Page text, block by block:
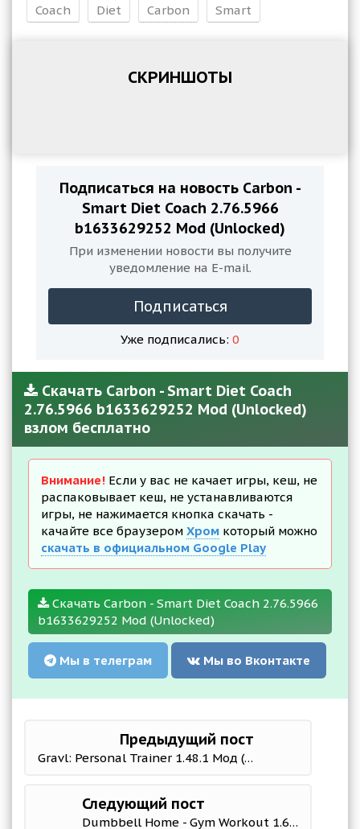
Coach Diet Carbon Smart
СКРИНШОТЫ
Подписаться на новость Carbon -
Smart Diet Coach 2.76.5966
b1633629252 Mod (Unlocked)
При изменении новости вы получите
уведомление на E-mail.
Подписаться
Уже подписались: 0
Скачать Carbon - Smart Diet Coach
2.76.5966 b1633629252 Mod (Unlocked)
взлом бесплатно
Внимание! Если у вас не качает игры, кеш, не
распаковывает кеш, не устанавливаются
игры, не нажимается кнопка скачать -
качайте все браузером Хром который можно
скачать в официальном Google Play
Скачать Carbon - Smart Diet Coach 2.76.5966
b1633629252 Mod (Unlocked)
Мы в телеграм Мы во Вконтакте
Предыдущий пост
Gravl: Personal Trainer 1.48.1 Мод (полная версия)
Следующий пост
Dumbbell Home - Gym Workout 1.63 Mod (PRO)